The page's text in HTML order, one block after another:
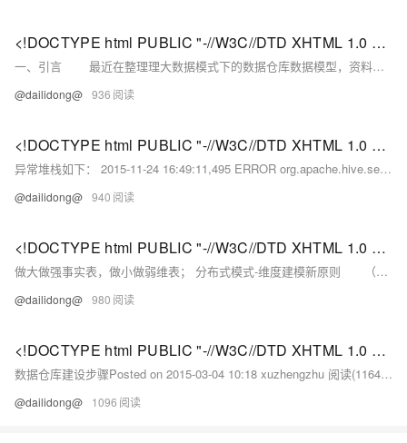
<!DOCTYPE html PUBLIC "-//W3C//DTD XHTML 1.0 Transitional//EN" "http://www.w3.org/TR/xhtml1/DTD/xhtml1-strict.dtd"> <html><head><meta http-equiv="Cont
一、引言 最近在整理理大数据模式下的数据仓库数据模型，资料来自互联网和读过的数据仓库理论和实践相关。 二、3NF （1）1NF-无重复的列 数据库表的每一列都是不可分割的基本数据项，同一列中不能有多个值，即实体中的某个属性不能有多个值或者不能有重复的属性。
@dailidong@ 936
<!DOCTYPE html PUBLIC "-//W3C//DTD XHTML 1.0 Transitional//EN" "http://www.w3.org/TR/xhtml1/DTD/xhtml1-strict.dtd"> <html><head><meta http-equiv="Cont
异常堆栈如下： 2015-11-24 16:49:11,495 ERROR org.apache.hive.service.
@dailidong@ 940
<!DOCTYPE html PUBLIC "-//W3C//DTD XHTML 1.0 Transitional//EN" "http://www.w3.org/TR/xhtml1/DTD/xhtml1-strict.dtd"> <html><head><meta http-equiv="Cont
做大做强事实表，做小做弱维表； 分布式模式-维度建模新原则 （1）以值代键：针对键值唯一的维表，除非必要，否则不引入维表，如IP地址维表，采用IP作为维表的主键，事实表中存储IP值； （2）合理分表：传统关系型数据仓库存在多表整合的冲动，如上图Event事实表，各种Acount Ind，Finance Ind等，用来扩展表的通用性，试图把所有的数据都存储到一张表 中。
@dailidong@ 980
<!DOCTYPE html PUBLIC "-//W3C//DTD XHTML 1.0 Transitional//EN" "http://www.w3.org/TR/xhtml1/DTD/xhtml1-strict.dtd"> <html><head><meta http-equiv="Cont
数据仓库建设步骤Posted on 2015-03-04 10:18 xuzhengzhu 阅读(1164) 评论(0) 编辑 收藏 1.系统分析，确定主题 确定一下几个因素： ·操作出现的频率，即业务部门每隔多长时间做一次查询分析。
@dailidong@ 1096